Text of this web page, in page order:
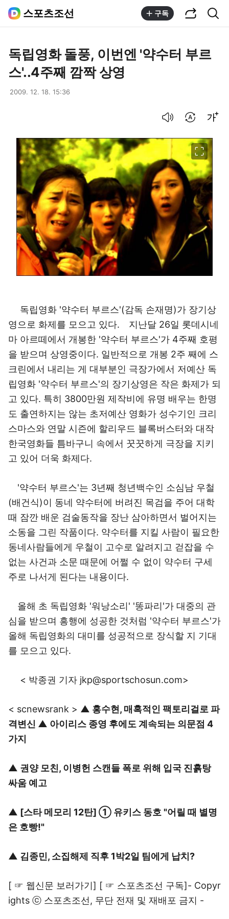
스포츠조선 구독
독립영화 돌풍, 이번엔 '약수터 부르
스'..4주째 깜짝 상영
2009. 12. 18. 15:36
독립영화 '약수터 부르스'(감독 손재명)가 장기상
영으로 화제를 모으고 있다. 지난달 26일 롯데시네
마 아르떼에서 개봉한 '약수터 부르스'가 4주째 호평
을 받으며 상영중이다. 일반적으로 개봉 2주 째에 스
크린에서 내리는 게 대부분인 극장가에서 저예산 독
립영화 '약수터 부르스'의 장기상영은 작은 화제가 되
고 있다. 특히 3800만원 제작비에 유명 배우는 한명
도 출연하지는 않는 초저예산 영화가 성수기인 크리
스마스와 연말 시즌에 할리우드 블록버스터와 대작
한국영화들 틈바구니 속에서 꿋꿋하게 극장을 지키
고 있어 더욱 화제다.
'약수터 부르스'는 3년째 청년백수인 소심남 우철
(배건식)이 동네 약수터에 버려진 목검을 주어 대학
때 잠깐 배운 검술동작을 장난 삼아하면서 벌어지는
소동을 그린 작품이다. 약수터를 지킬 사람이 필요한
동네사람들에게 우철이 고수로 알려지고 걷잡을 수
없는 사건과 소문 때문에 어쩔 수 없이 약수터 구세
주로 나서게 된다는 내용이다.
올해 초 독립영화 '워낭소리' '똥파리'가 대중의 관
심을 받으며 흥행에 성공한 것처럼 '약수터 부르스'가
올해 독립영화의 대미를 성공적으로 장식할 지 기대
를 모으고 있다.
< 박종권 기자 jkp@sportschosun.com>
< scnewsrank > ▲ 홍수현, 매혹적인 팩토리걸로 파
격변신 ▲ 아이리스 종영 후에도 계속되는 의문점 4
가지
▲ 권양 모친, 이병헌 스캔들 폭로 위해 입국 진흙탕
싸움 예고
▲ [스타 메모리 12탄] ① 유키스 동호 "어릴 때 별명
은 호빵!"
▲ 김종민, 소집해제 직후 1박2일 팀에게 납치?
[ ☞ 웹신문 보러가기] [ ☞ 스포츠조선 구독]- Copyr
ights ⓒ 스포츠조선, 무단 전재 및 재배포 금지 -